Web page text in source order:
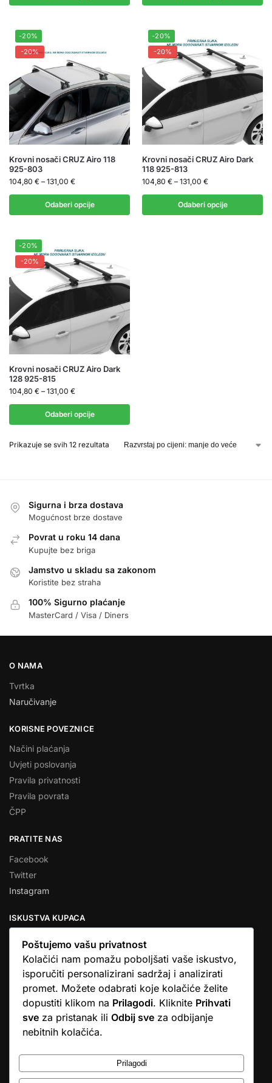
-20%
-20%
Krovni nosači CRUZ Airo 118
925-803
104,80 € – 131,00 €
Odaberi opcije
-20%
-20%
Krovni nosači CRUZ Airo Dark
118 925-813
104,80 € – 131,00 €
Odaberi opcije
-20%
-20%
Krovni nosači CRUZ Airo Dark
128 925-815
104,80 € – 131,00 €
Odaberi opcije
Prikazuje se svih 12 rezultata
Sigurna i brza dostava
Mogućnost brze dostave
Povrat u roku 14 dana
Kupujte bez briga
Jamstvo u skladu sa zakonom
Koristite bez straha
100% Sigurno plaćanje
MasterCard / Visa / Diners
O NAMA
Tvrtka
Naručivanje
KORISNE POVEZNICE
Načini plaćanja
Uvjeti poslovanja
Pravila privatnosti
Pravila povrata
ČPP
PRATITE NAS
Facebook
Twitter
Instagram
ISKUSTVA KUPACA
★★★★★
… Ono što me se dojmilo je ljudski pristup i njihova briga da
dobijem što sam naručio. U većini web shopova nitko vas ne
zove, samo otkažu narudžbu. …
Stjepan D.M.
© Argus elektronika d.o.o.
Poštujemo vašu privatnost
Kolačići nam pomažu poboljšati vaše iskustvo,
isporučiti personalizirani sadržaj i analizirati
promet. Možete odabrati koje kolačiće želite
dopustiti klikom na Prilagodi. Kliknite Prihvati
sve za pristanak ili Odbij sve za odbijanje
nebitnih kolačića.
Prilagodi